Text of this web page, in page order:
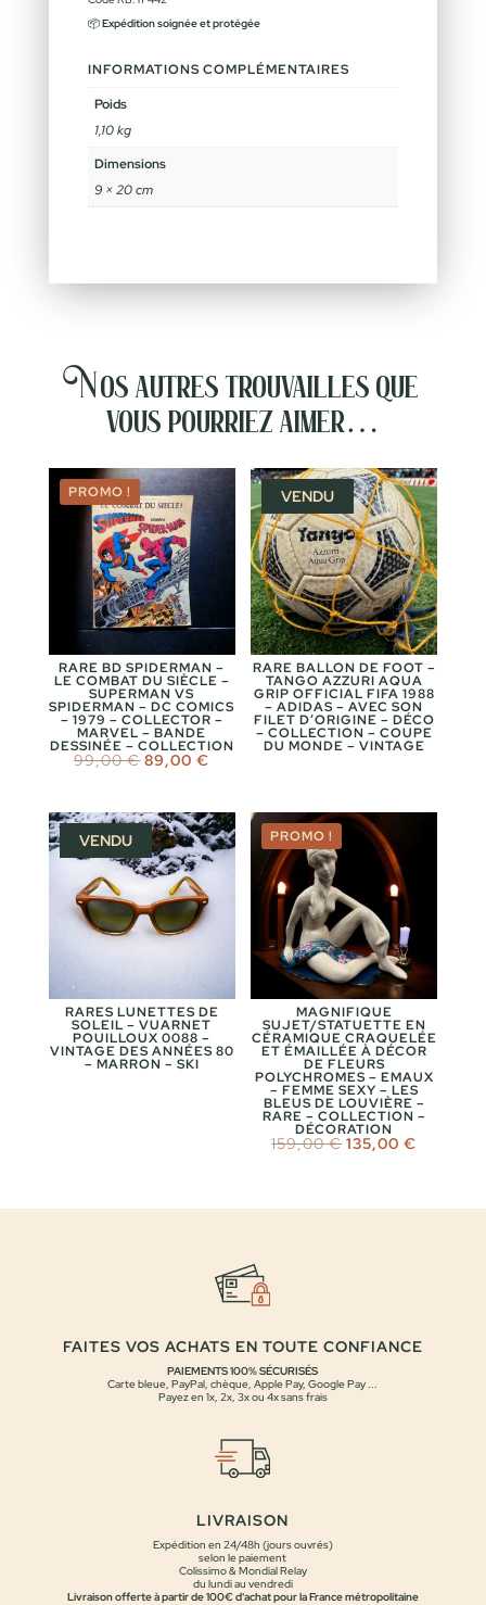
📦Expédition soignée et protégée
INFORMATIONS COMPLÉMENTAIRES
Poids
1,10 kg
Dimensions
9 × 20 cm
Nos autres trouvailles que
vous pourriez aimer…
PROMO !
RARE BD SPIDERMAN –
LE COMBAT DU SIÈCLE –
SUPERMAN VS
SPIDERMAN – DC COMICS
– 1979 – COLLECTOR –
MARVEL – BANDE
DESSINÉE – COLLECTION
99,00€ Le
prix
99,00 €.
89,00€
89,00 €.
VENDU
RARE BALLON DE FOOT –
TANGO AZZURI AQUA
GRIP OFFICIAL FIFA 1988
– ADIDAS – AVEC SON
FILET D’ORIGINE – DÉCO
– COLLECTION – COUPE
DU MONDE – VINTAGE
VENDU
RARES LUNETTES DE
SOLEIL – VUARNET
POUILLOUX 0088 –
VINTAGE DES ANNÉES 80
– MARRON – SKI
PROMO !
MAGNIFIQUE
SUJET/STATUETTE EN
CÉRAMIQUE CRAQUELÉE
ET ÉMAILLÉE À DÉCOR
DE FLEURS
POLYCHROMES – EMAUX
– FEMME SEXY – LES
BLEUS DE LOUVIÈRE –
RARE – COLLECTION –
DÉCORATION
159,00€ Le
prix
135,00€
FAITES VOS ACHATS EN TOUTE CONFIANCE
PAIEMENTS 100% SÉCURISÉS
Carte bleue, PayPal, chèque, Apple Pay, Google Pay ...
Payez en 1x, 2x, 3x ou 4x sans frais
LIVRAISON
Expédition en 24/48h (jours ouvrés)
selon le paiement
Colissimo & Mondial Relay
du lundi au vendredi
Livraison offerte à partir de 100€ d'achat pour la France métropolitaine